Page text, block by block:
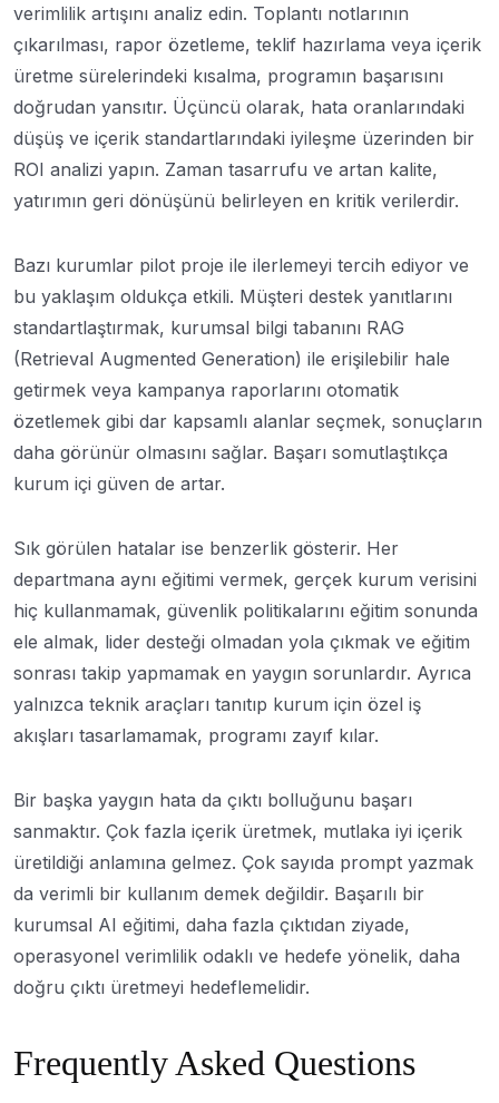
verimlilik artışını analiz edin. Toplantı notlarının
çıkarılması, rapor özetleme, teklif hazırlama veya içerik
üretme sürelerindeki kısalma, programın başarısını
doğrudan yansıtır. Üçüncü olarak, hata oranlarındaki
düşüş ve içerik standartlarındaki iyileşme üzerinden bir
ROI analizi yapın. Zaman tasarrufu ve artan kalite,
yatırımın geri dönüşünü belirleyen en kritik verilerdir.
Bazı kurumlar pilot proje ile ilerlemeyi tercih ediyor ve
bu yaklaşım oldukça etkili. Müşteri destek yanıtlarını
standartlaştırmak, kurumsal bilgi tabanını RAG
(Retrieval Augmented Generation) ile erişilebilir hale
getirmek veya kampanya raporlarını otomatik
özetlemek gibi dar kapsamlı alanlar seçmek, sonuçların
daha görünür olmasını sağlar. Başarı somutlaştıkça
kurum içi güven de artar.
Sık görülen hatalar ise benzerlik gösterir. Her
departmana aynı eğitimi vermek, gerçek kurum verisini
hiç kullanmamak, güvenlik politikalarını eğitim sonunda
ele almak, lider desteği olmadan yola çıkmak ve eğitim
sonrası takip yapmamak en yaygın sorunlardır. Ayrıca
yalnızca teknik araçları tanıtıp kurum için özel iş
akışları tasarlamamak, programı zayıf kılar.
Bir başka yaygın hata da çıktı bolluğunu başarı
sanmaktır. Çok fazla içerik üretmek, mutlaka iyi içerik
üretildiği anlamına gelmez. Çok sayıda prompt yazmak
da verimli bir kullanım demek değildir. Başarılı bir
kurumsal AI eğitimi, daha fazla çıktıdan ziyade,
operasyonel verimlilik odaklı ve hedefe yönelik, daha
doğru çıktı üretmeyi hedeflemelidir.
Frequently Asked Questions